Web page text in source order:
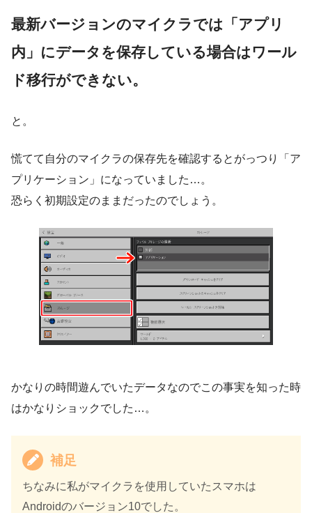
最新バージョンのマイクラでは「アプリ
内 」にデータを保存している場合はワール
ド移行ができない。
と。
慌てて自分のマイクラの保存先を確認するとがっつり「ア
プリケーション」になっていました…。
恐らく初期設定のままだったのでしょう。
かなりの時間遊んでいたデータなのでこの事実を知った時
はかなりショックでした…。
補足
ちなみに私がマイクラを使用していたスマホは
Androidのバージョン10でした。